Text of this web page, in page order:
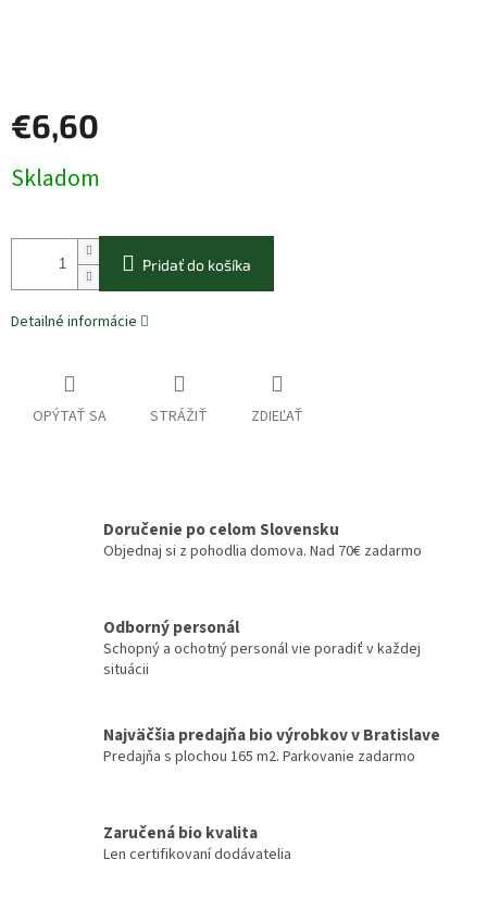
€6,60
cena:
Skladom
Pridať do košíka
Detailné informácie
OPÝTAŤ SA STRÁŽIŤ ZDIEĽAŤ
Doručenie po celom Slovensku
Objednaj si z pohodlia domova. Nad 70€ zadarmo
Odborný personál
Schopný a ochotný personál vie poradiť v každej
situácii
Najväčšia predajňa bio výrobkov v Bratislave
Predajňa s plochou 165 m2. Parkovanie zadarmo
Zaručená bio kvalita
Len certifikovaní dodávatelia